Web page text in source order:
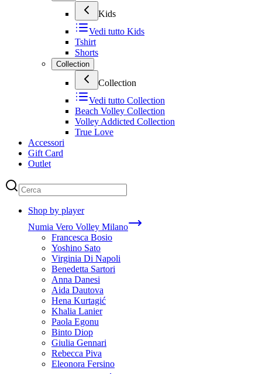
Kids
Vedi tutto Kids
Tshirt
Shorts
Collection
Collection
Vedi tutto Collection
Beach Volley Collection
Volley Addicted Collection
True Love
Accessori
Gift Card
Outlet
Shop by player
Numia Vero Volley Milano
Francesca Bosio
Yoshino Sato
Virginia Di Napoli
Benedetta Sartori
Anna Danesi
Aida Dautova
Hena Kurtagić
Khalia Lanier
Paola Egonu
Binto Diop
Giulia Gennari
Rebecca Piva
Eleonora Fersino